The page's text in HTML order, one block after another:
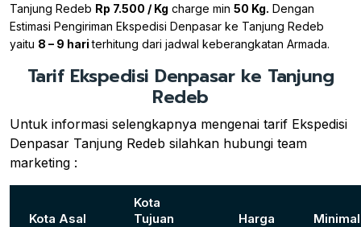
Tanjung Redeb Rp 7.500 / Kg charge min 50 Kg. Dengan
Estimasi Pengiriman Ekspedisi Denpasar ke Tanjung Redeb
yaitu 8 – 9 hariterhitung dari jadwal keberangkatan Armada.
Tarif Ekspedisi Denpasar ke Tanjung
Redeb
Untuk informasi selengkapnya mengenai tarif Ekspedisi
Denpasar Tanjung Redeb silahkan hubungi team
marketing :
Kota Asal
Kota
Tujuan
Harga Minimal